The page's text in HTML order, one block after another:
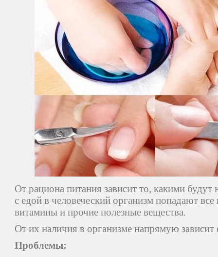
От рациона питания зависит то, какими
с едой в человеческий организм попадают
витамины и прочие полезные вещества.
От их наличия в организме напрямую
Проблемы: